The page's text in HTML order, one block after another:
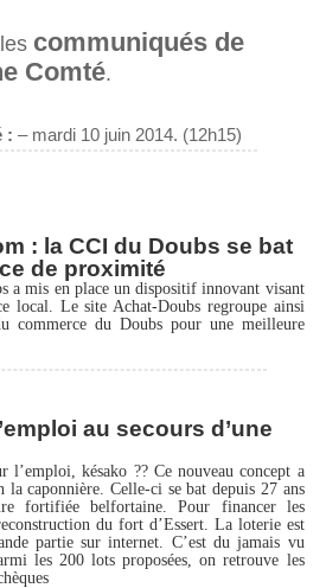
communiqués de
Comté.
: – mardi 10 juin 2014. (12h15)
: la CCI du Doubs se bat
de proximité
a mis en place un dispositif innovant visant
local. Le site Achat-Doubs regroupe ainsi
commerce du Doubs pour une meilleure
au secours d’une
l’emploi, késako ?? Ce nouveau concept a
la caponnière. Celle-ci se bat depuis 27 ans
fortifiée belfortaine. Pour financer les
du fort d’Essert. La loterie est
partie sur internet. C’est du jamais vu
les 200 lots proposées, on retrouve les